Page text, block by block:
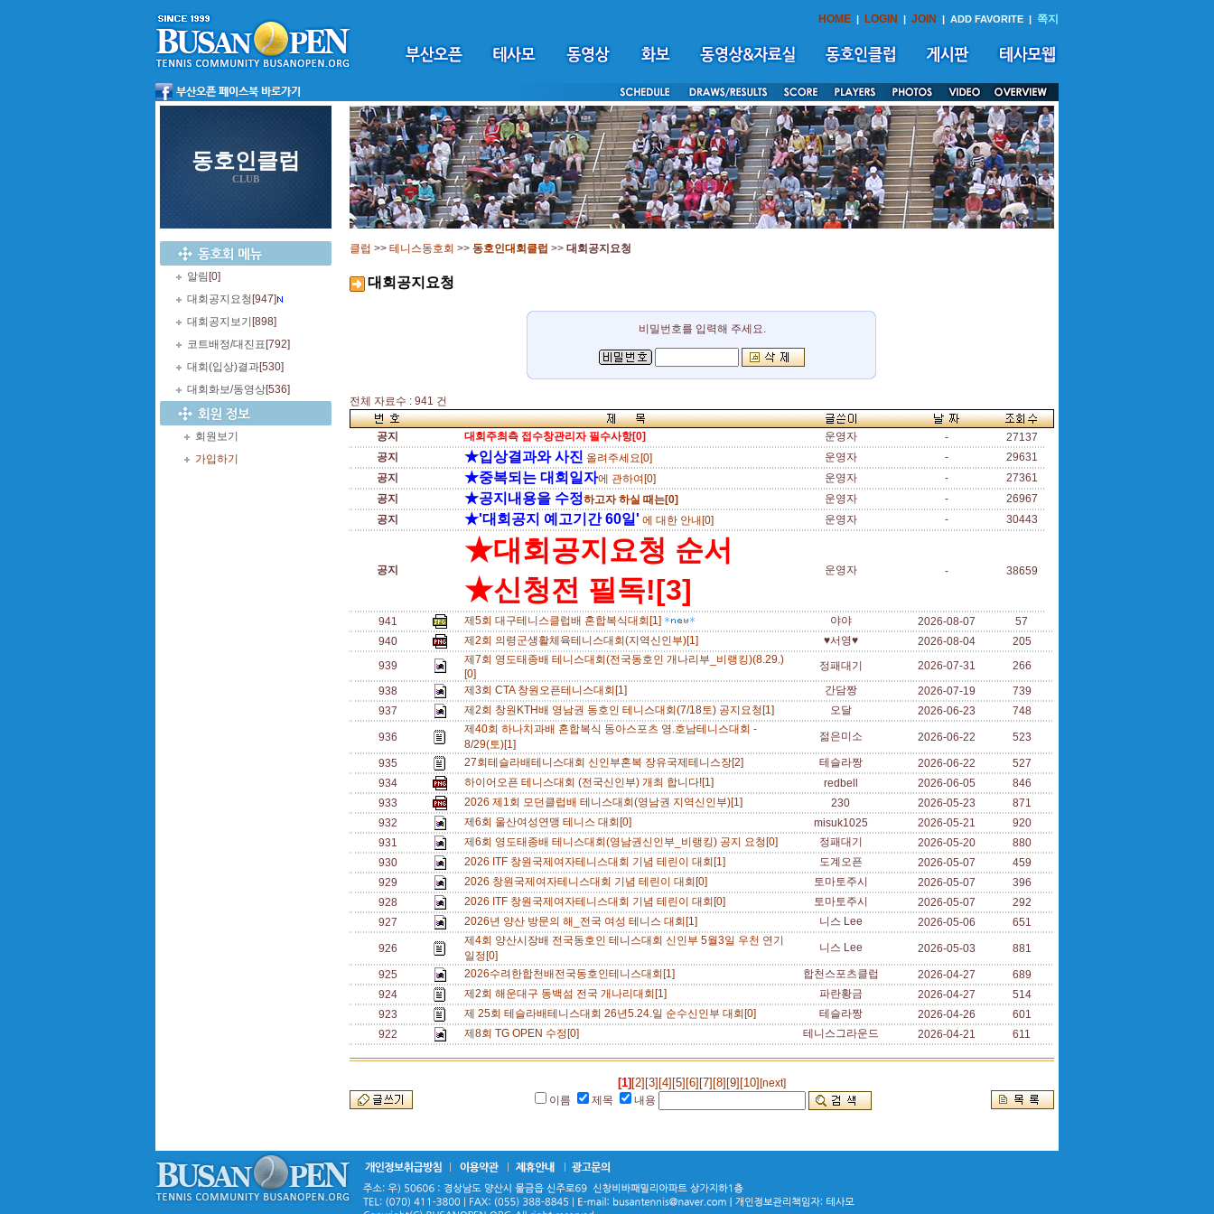
HOME | LOGIN | JOIN | ADD FAVORITE | 쪽지
동호인클럽
CLUB
알림 [0]
대회공지요청 [947]
대회공지보기 [898]
코트배정/대진표 [792]
대회(입상)결과[530]
대회화보/동영상[536]
회원보기
가입하기
클럽 >> 테니스동호회 >> 동호인대회클럽 >> 대회공지요청
대회공지요청
비밀번호를 입력해 주세요.
전체 자료수 : 941 건
공지 대회주최측 접수창관리자 필수사항[0] 운영자 -
27137
공지
★입상결과와 사진 올려주세요[0] 운영자 -
29631
공지
★중복되는 대회일자에 관하여[0] 운영자 -
27361
공지
★공지내용을 수정하고자 하실 때는[0] 운영자 -
26967
공지
★'대회공지 예고기간 60일' 에 대한 안내[0] 운영자 - 30443
공지
★대회공지요청 순서
★신청전 필독![3]
운영자 - 38659
941 제5회 대구테니스클럽배 혼합복식대회[1] 야야 2026-08-07
57
940
제2회 의령군생활체육테니스대회(지역신인부)[1] ♥서영♥ 2026-08-04
205
939
제7회 영도태종배 테니스대회(전국동호인 개나리부_비랭킹)(8.29.)
[0]
정패대기 2026-07-31
266
938
제3회 CTA 창원오픈테니스대회[1] 간담짱 2026-07-19
739
937
제2회 창원KTH배 영남권 동호인 테니스대회(7/18토) 공지요청[1] 오달 2026-06-23 748
936
제40회 하나치과배 혼합복식 동아스포츠 영.호남테니스대회 -
8/29(토)[1]
젊은미소 2026-06-22 523
935 27회테슬라배테니스대회 신인부혼복 장유국제테니스장[2] 테슬라짱 2026-06-22
527
934
하이어오픈 테니스대회 (전국신인부) 개최 합니다![1] redbell 2026-06-05
846
933
2026 제1회 모던클럽배 테니스대회(영남권 지역신인부)[1] 230 2026-05-23
871
932
제6회 울산여성연맹 테니스 대회[0] misuk1025 2026-05-21
920
931
제6회 영도태종배 테니스대회(영남권신인부_비랭킹) 공지 요청[0] 정패대기 2026-05-20
880
930
2026 ITF 창원국제여자테니스대회 기념 테린이 대회[1] 도계오픈 2026-05-07
459
929
2026 창원국제여자테니스대회 기념 테린이 대회[0] 토마토주시 2026-05-07
396
928
2026 ITF 창원국제여자테니스대회 기념 테린이 대회[0] 토마토주시 2026-05-07
292
927
2026년 양산 방문의 해_전국 여성 테니스 대회[1] 니스 Lee 2026-05-06 651
926
제4회 양산시장배 전국동호인 테니스대회 신인부 5월3일 우천 연기
일정[0]
니스 Lee 2026-05-03 881
925 2026수려한합천배전국동호인테니스대회[1] 합천스포츠클럽 2026-04-27
689
924
제2회 해운대구 동백섬 전국 개나리대회[1] 파란황금 2026-04-27
514
923
제 25회 테슬라배테니스대회 26년5.24.일 순수신인부 대회[0] 테슬라짱 2026-04-26
601
922
제8회 TG OPEN 수정[0] 테니스그라운드 2026-04-21 611
[1] [2] [3] [4] [5] [6] [7] [8] [9] [10] [next]
이름
제목 내용